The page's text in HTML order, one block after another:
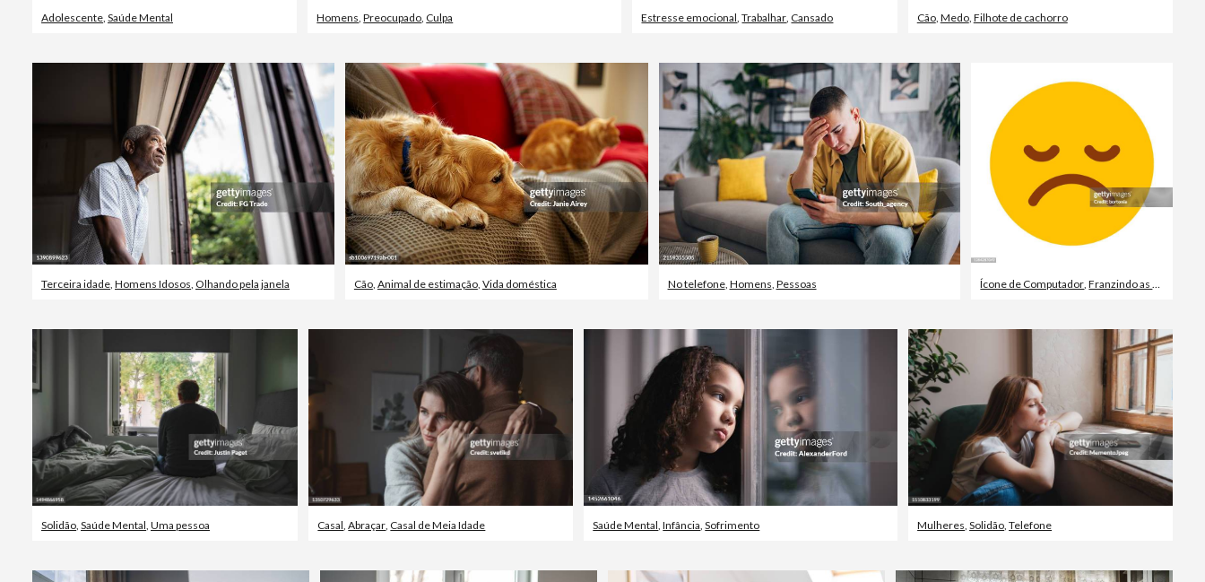
Adolescente, Saúde Mental Homens,Preocupado, Culpa Estresse emocional,Trabalhar, Cansado Cão, Medo, Filhote de cachorro
Terceira idade Homens Idosos Olhando pela janela Cão, Animal de estimação, Vida doméstica No telefone, Homens Pessoas Ícone de Computador ,Franzindo as sobrancelhas
Solidão Saúde Mental Uma pessoa Casal ,Abraçar Casal de Meia Idade Saúde Mental ,Infância ,Sofrimento Mulheres ,Solidão ,Telefone